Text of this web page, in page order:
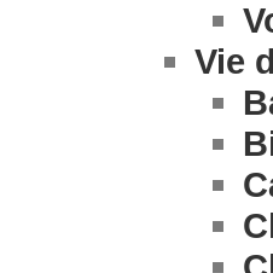
Vie